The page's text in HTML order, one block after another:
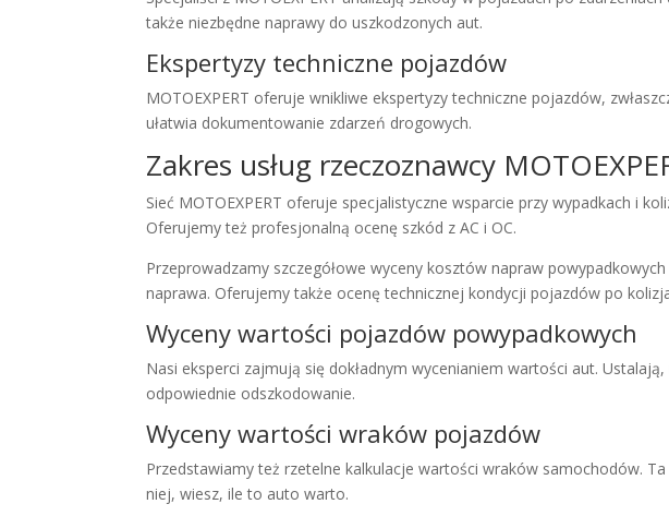
także niezbędne naprawy do uszkodzonych aut.
Ekspertyzy techniczne pojazdów
MOTOEXPERT oferuje wnikliwe ekspertyzy techniczne pojazdów,
ułatwia dokumentowanie zdarzeń drogowych.
Zakres usług rzeczoznawcy
Sieć MOTOEXPERT oferuje specjalistyczne wsparcie przy wypadkach i
Oferujemy też profesjonalną ocenę szkód z AC i OC.
Przeprowadzamy szczegółowe wyceny kosztów napraw
naprawa. Oferujemy także ocenę technicznej kondycji pojazdów po
Wyceny wartości pojazdów powypadkowych
Nasi eksperci zajmują się dokładnym wycenianiem wartości aut.
odpowiednie odszkodowanie.
Wyceny wartości wraków pojazdów
Przedstawiamy też rzetelne kalkulacje wartości wraków samochodów.
niej, wiesz, ile to auto warto.